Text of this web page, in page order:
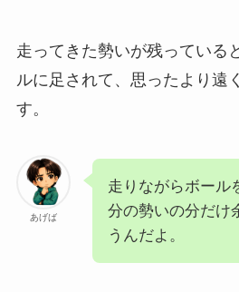
走ってきた勢いが残っている
ルに足されて、思ったより遠
す。
あげば
走りながらボール
分の勢いの分だけ
うんだよ。